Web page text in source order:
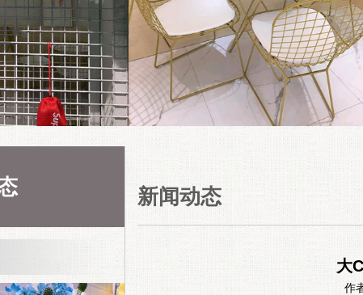
新闻动态
大
作